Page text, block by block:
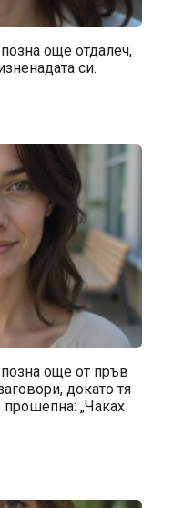
още отдалеч,
си.
още от пръв
докато тя
„Чаках